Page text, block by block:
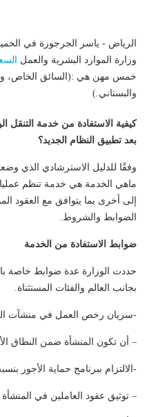
وزارة الموارد البشرية والعمل
خمس مهن هي :(السائق الخاص،
والبستاني.)
كيفية الاستفادة من خدمة التنقل
بعد تطبيق النظام الجديد؟
وفقًا للدليل الاسترشادي الذي
ماهي الخدمة هي خدمة تنظم
إلى أخرى بما يتوافق مع العقود
الضوابط والشروط.
ضوابط الاستفادة من الخدمة
حددت الوزارة عدة ضوابط خاصة
بجانب العالم والفئات المستثناة.
-سريان رخص العمل في منشآت
– أن تكون المنشأة ضمن النطاق
-الالتزام ببرنامج حماية الأجور بنسبة لا تقل
– توثيق عقود العاملين في المنشأة